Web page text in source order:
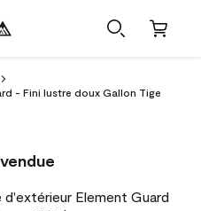
- Fini lustre doux Gallon Tige